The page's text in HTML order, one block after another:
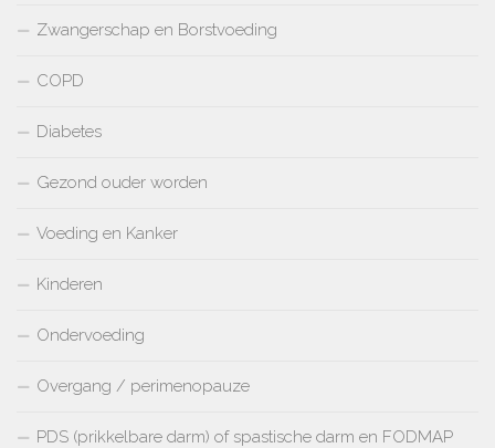
Zwangerschap en Borstvoeding
COPD
Diabetes
Gezond ouder worden
Voeding en Kanker
Kinderen
Ondervoeding
Overgang / perimenopauze
PDS (prikkelbare darm) of spastische darm en FODMAP